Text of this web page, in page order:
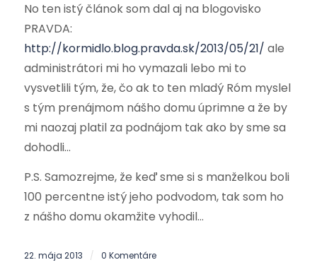
No ten istý článok som dal aj na blogovisko
PRAVDA:
http://kormidlo.blog.pravda.sk/2013/05/21/ ale
administrátori mi ho vymazali lebo mi to
vysvetlili tým, že, čo ak to ten mladý Róm myslel
s tým prenájmom nášho domu úprimne a že by
mi naozaj platil za podnájom tak ako by sme sa
dohodli…
P.S. Samozrejme, že keď sme si s manželkou boli
100 percentne istý jeho podvodom, tak som ho
z nášho domu okamžite vyhodil…
22. mája 2013 / 0 Komentáre